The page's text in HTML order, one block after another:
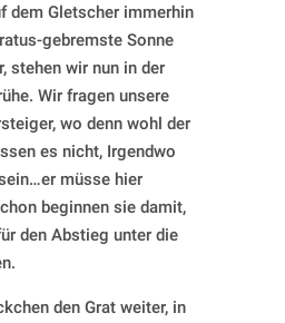
dem Gletscher immerhin
gebremste Sonne
stehen wir nun in der
Wir fragen unsere
wo denn wohl der
es nicht, Irgendwo
müsse hier
beginnen sie damit,
den Abstieg unter die
den Grat weiter, in